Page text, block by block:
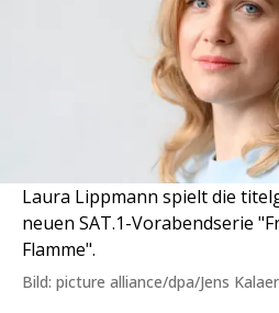
Laura Lippmann spielt die
neuen SAT.1-Vorabendserie
Flamme".
Bild: picture alliance/dpa/Jens